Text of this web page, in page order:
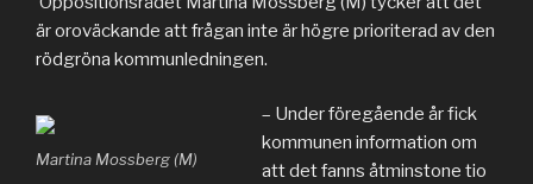
är oroväckande att frågan inte är högre prioriterad av den
rödgröna kommunledningen.
Martina Mossberg (M)
– Under föregående år fick
kommunen information om
att det fanns åtminstone tio